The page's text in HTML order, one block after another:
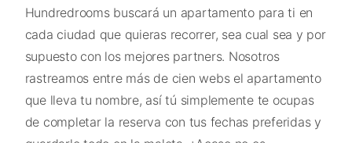
Hundredrooms buscará un apartamento para ti en
cada ciudad que quieras recorrer, sea cual sea y por
supuesto con los mejores partners. Nosotros
rastreamos entre más de cien webs el apartamento
que lleva tu nombre, así tú simplemente te ocupas
de completar la reserva con tus fechas preferidas y